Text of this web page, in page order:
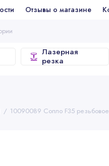
Отзывы о магазине Контакты
Лазерная
резка
10090089 Сопло F35 резьбовое